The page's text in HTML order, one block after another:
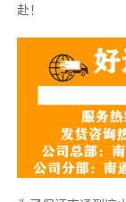
赴！